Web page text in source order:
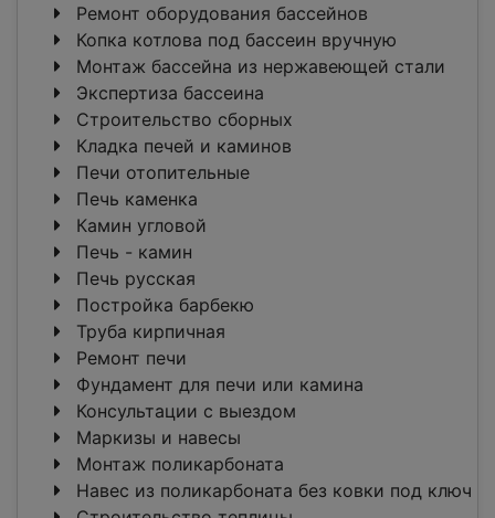
Ремонт оборудования бассейнов
Копка котлова под бассеин вручную
Монтаж бассейна из нержавеющей стали
Экспертиза бассеина
Строительство сборных
Кладка печей и каминов
Печи отопительные
Печь каменка
Камин угловой
Печь - камин
Печь русская
Постройка барбекю
Труба кирпичная
Ремонт печи
Фундамент для печи или камина
Консультации с выездом
Маркизы и навесы
Монтаж поликарбоната
Навес из поликарбоната без ковки под ключ